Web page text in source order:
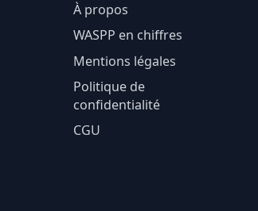
À propos
WASPP en chiffres
Mentions légales
Politique de
confidentialité
CGU